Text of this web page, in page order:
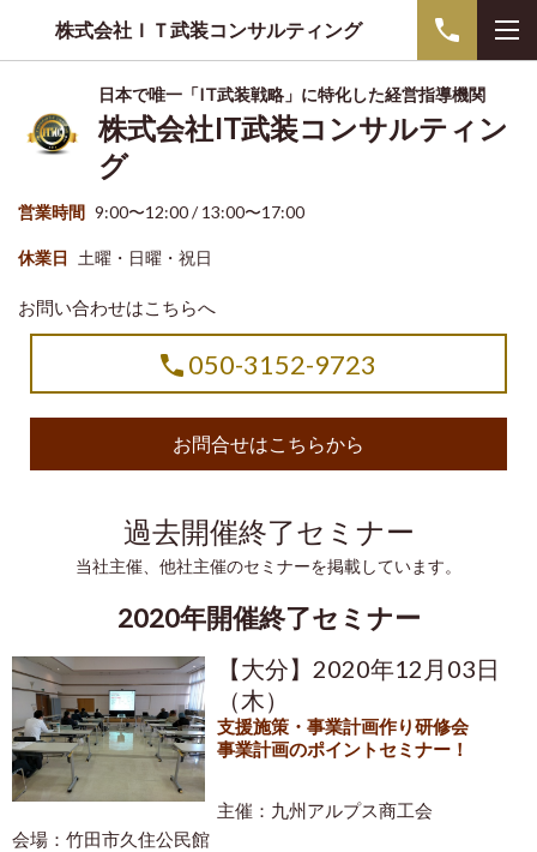
株式会社ＩＴ武装コンサルティング
日本で唯一「IT武装戦略」に特化した経営指導機関
株式会社IT武装コンサルティン
グ
営業時間 9:00〜12:00 / 13:00〜17:00
休業日 土曜・日曜・祝日
お問い合わせはこちらへ
050-3152-9723
お問合せはこちらから
過去開催終了セミナー
当社主催、他社主催のセミナーを掲載しています。
2020年開催終了セミナー
【大分】2020年12月03日
（木）
支援施策・事業計画作り研修会
事業計画のポイントセミナー！
主催：九州アルプス商工会
会場：竹田市久住公民館